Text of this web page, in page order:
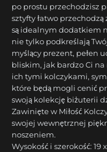
po prostu przechodzisz
sztyfty łatwo przechodzą
są idealnym dodatkiem
nie tylko podkreślają
myślący prezent, pełen
bliskim, jak bardzo Ci
ich tymi kolczykami,
które będą mogli cenić
swoją kolekcję biżuterii
Zawinięte w Miłość
swojej wewnętrznej
noszeniem.
Wysokość i szerokość: 19